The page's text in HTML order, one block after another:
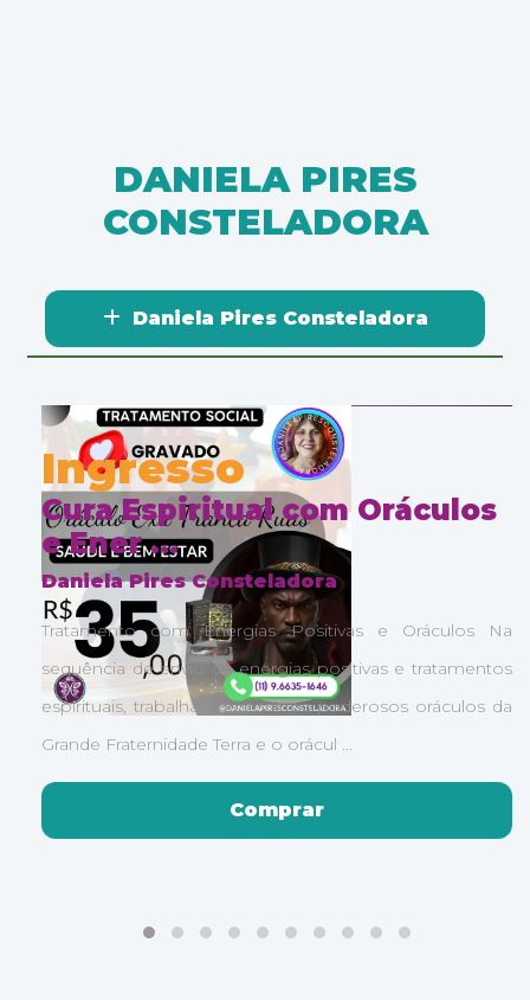
DANIELA PIRES
CONSTELADORA
Daniela Pires Consteladora
TRATAMENTOS
Ingresso
Cura Espiritual com Oráculos
e Ener ...
Daniela Pires Consteladora
Tratamento com Energias Positivas e Oráculos Na
sequência de envio de energias positivas e tratamentos
espirituais, trabalhamos com os poderosos oráculos da
Grande Fraternidade Terra e o orácul ...
Comprar